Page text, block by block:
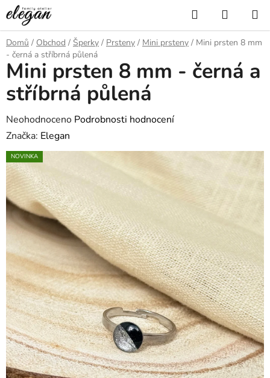
Přejít
na
obsah
Hledat
KOŠÍK
Domů / Obchod / Šperky / Prsteny / Mini prsteny / Mini prsten 8 mm
- černá a stříbrná půlená
Mini prsten 8 mm - černá a
stříbrná půlená
Průměrné
hodnocení
produktu
je
0,0
z
5
hvězdiček.
Neohodnoceno Podrobnosti hodnocení
Značka: Elegan
NOVINKA